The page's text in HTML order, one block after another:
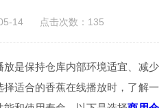
14 点击次数：135
保持仓库内部环境适宜、减少
择适合的香蕉在线播放时，了解一